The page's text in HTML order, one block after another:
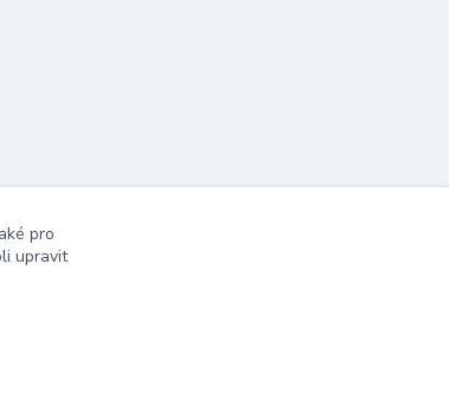
pro
upravit